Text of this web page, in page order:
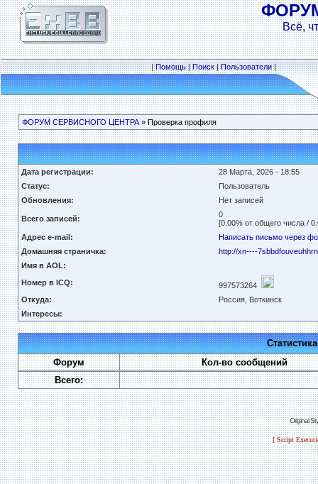
Всё,
|Помощь|Поиск|Пользователи|
ФОРУМ СЕРВИСНОГО ЦЕНТРА» Проверка профиля
Дата регистрации:
28 Марта, 2026 - 18:55
Статус:
Пользователь
Обновления:
Нет записей
Всего записей:
0
[0.00% от общего числа /
Адрес e-mail:
Написать письмо через
Домашняя страничка:
http://xn----
Имя в AOL:
Номер в ICQ:
997573264
Откуда:
Россия, Воткинск
Интересы:
Форум
Кол-во сообщений
Всего:
Original
[ Script